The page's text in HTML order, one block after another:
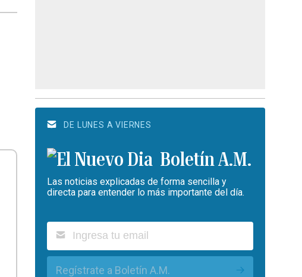
DE LUNES A VIERNES
Boletín A.M.
Las noticias explicadas de forma sencilla y
directa para entender lo más importante del día.
Regístrate a Boletín A.M.